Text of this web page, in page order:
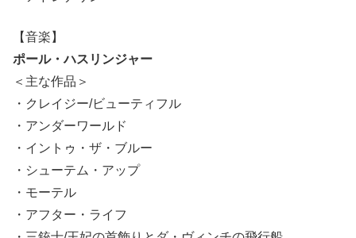
【音楽】
ポール・ハスリンジャー
＜主な作品＞
・クレイジー/ビューティフル
・アンダーワールド
・イントゥ・ザ・ブルー
・シューテム・アップ
・モーテル
・アフター・ライフ